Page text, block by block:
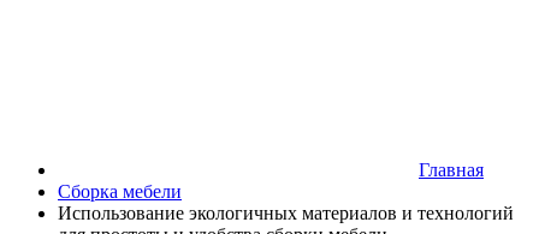
Главная
Сборка мебели
Использование экологичных материалов и технологий